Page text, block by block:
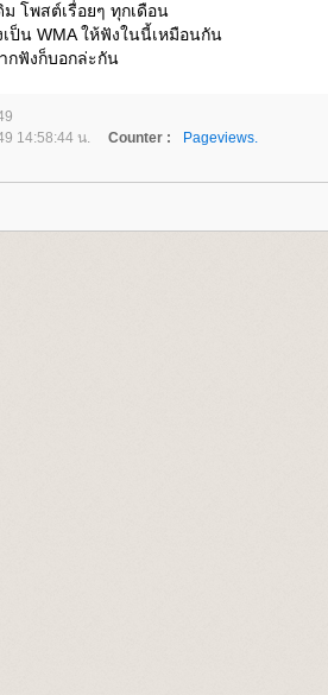
โพสต์เรื่อยๆ ทุกเดือน
ป็น WMA ให้ฟังในนี้เหมือนกัน
กฟังก็บอกล่ะกัน
14:58:44 น. Counter :
Pageviews.